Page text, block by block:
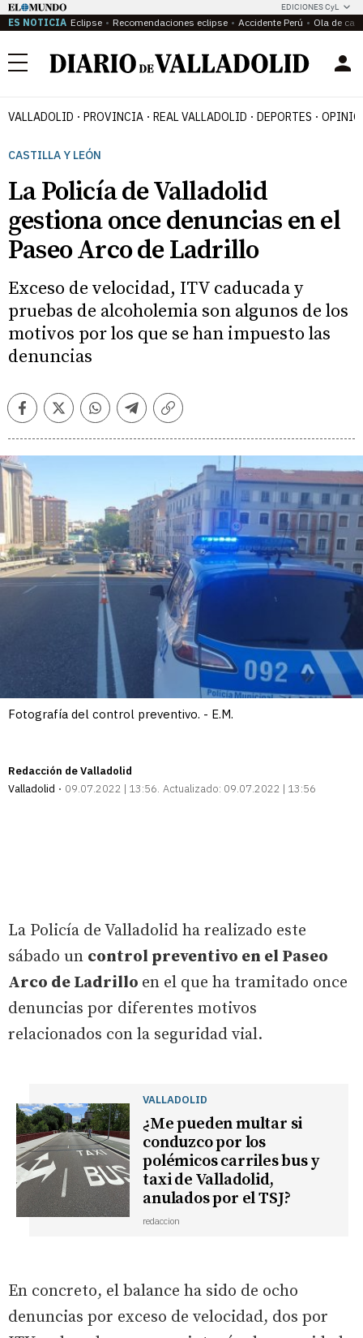
EDICIONES CyL
ES NOTICIA Eclipse Recomendaciones eclipse Accidente Perú Ola de
Menú
VALLADOLID PROVINCIA REAL VALLADOLID DEPORTES
CASTILLA Y LEÓN
La Policía de Valladolid
gestiona once denuncias en el
Paseo Arco de Ladrillo
Exceso de velocidad, ITV caducada y
pruebas de alcoholemia son algunos de los
motivos por los que se han impuesto las
denuncias
FacebookTwitterWhatsappTelegramCopiar
Fotografía del control preventivo. - E.M.
Redacción de Valladolid
Valladolid
09.07.2022 | 13:56 Actualizado: 09.07.2022 | 13:56
La Policía de Valladolid ha realizado este
sábado un control preventivo en el Paseo
Arco de Ladrillo en el que ha tramitado once
denuncias por diferentes motivos
relacionados con la seguridad vial.
VALLADOLID
¿Me pueden multar si
conduzco por los
polémicos carriles bus y
taxi de Valladolid,
anulados por el TSJ?
redaccion
En concreto, el balance ha sido de ocho
denuncias por exceso de velocidad, dos por